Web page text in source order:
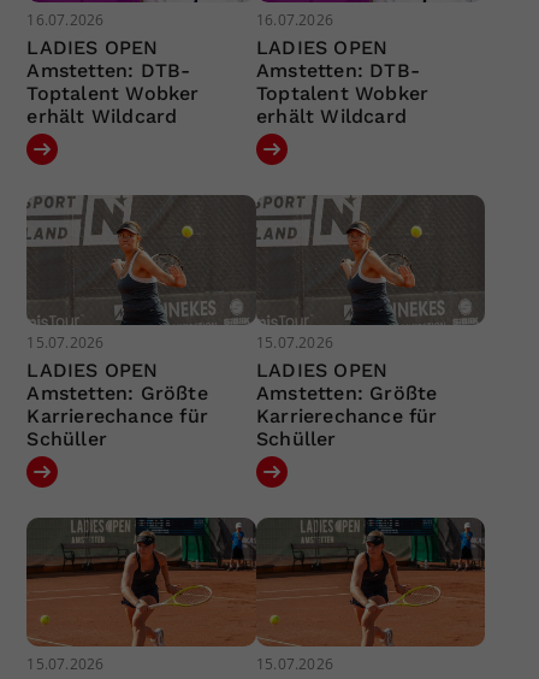
16.07.2026
LADIES OPEN
Amstetten: DTB-
Toptalent Wobker
erhält Wildcard
16.07.2026
LADIES OPEN
Amstetten: DTB-
Toptalent Wobker
erhält Wildcard
15.07.2026
LADIES OPEN
Amstetten: Größte
Karrierechance für
Schüller
15.07.2026
LADIES OPEN
Amstetten: Größte
Karrierechance für
Schüller
15.07.2026 15.07.2026